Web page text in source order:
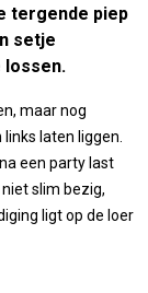
tergende piep
setje
lossen.
maar nog
laten liggen.
een party last
slim bezig,
ligt op de loer